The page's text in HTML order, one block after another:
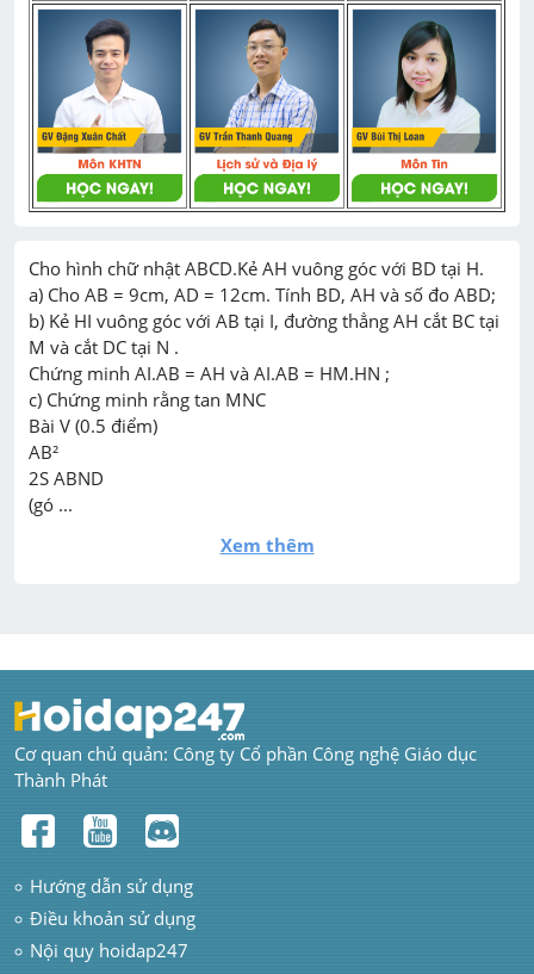
Cho hình chữ nhật ABCD.Kẻ AH vuông góc với BD tại H.
a) Cho AB = 9cm, AD = 12cm. Tính BD, AH và số đo ABD;
b) Kẻ HI vuông góc với AB tại I, đường thẳng AH cắt BC tại
M và cắt DC tại N .
Chứng minh AI.AB = AH và AI.AB = HM.HN ;
c) Chứng minh rằng tan MNC
Bài V (0.5 điểm)
AB²
2S ABND
(gó ...
Xem thêm
Cơ quan chủ quản: Công ty Cổ phần Công nghệ Giáo dục
Thành Phát
Hướng dẫn sử dụng
Điều khoản sử dụng
Nội quy hoidap247